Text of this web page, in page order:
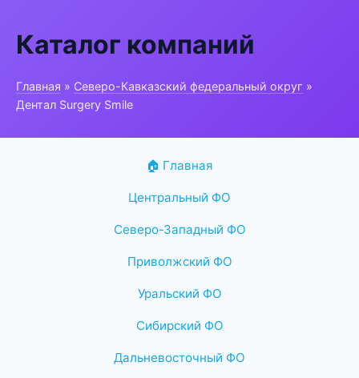
Каталог компаний
Главная » Северо-Кавказский федеральный округ »
Дентал Surgery Smile
🏠 Главная
Центральный ФО
Северо-Западный ФО
Приволжский ФО
Уральский ФО
Сибирский ФО
Дальневосточный ФО